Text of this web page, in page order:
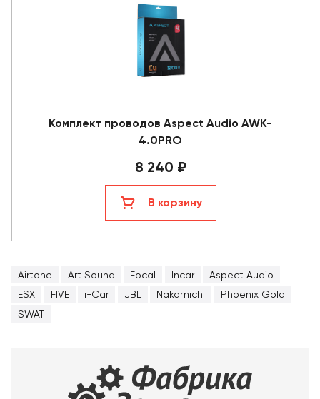
Комплект проводов Aspect Audio AWK-
4.0PRO
8 240 ₽
В корзину
Airtone Art Sound Focal Incar
Aspect Audio
ESX
FIVE i-Car JBL Nakamichi
Phoenix Gold
SWAT